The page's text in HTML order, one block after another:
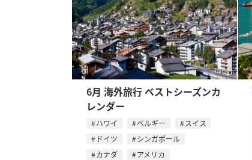
6月 海外旅行 ベストシーズンカ
レンダー
ハワイ ベルギー
スイス
ドイツ
シンガポール
カナダ
アメリカ